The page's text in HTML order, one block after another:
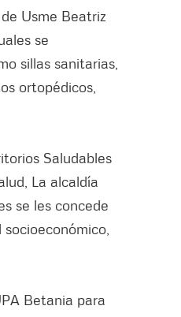
Usme Beatriz
se
sillas sanitarias,
ortopédicos,
Saludables
La alcaldía
se les concede
Betania para